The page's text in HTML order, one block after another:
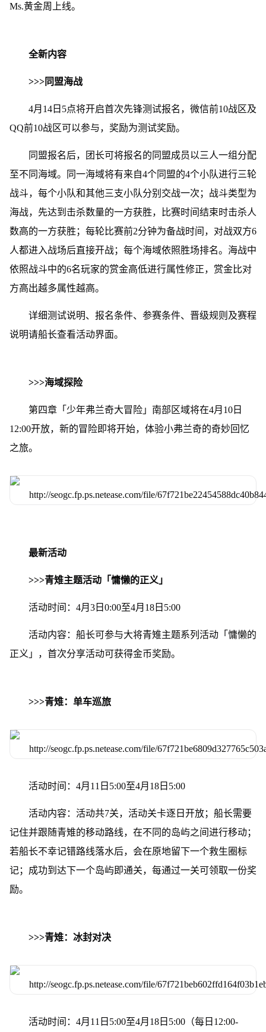
Ms.黄金周上线。
全新内容
>>>同盟海战
4月14日5点将开启首次先锋测试报名，微信前10战区及
QQ前10战区可以参与，奖励为测试奖励。
同盟报名后，团长可将报名的同盟成员以三人一组分配
至不同海域。同一海域将有来自4个同盟的4个小队进行三轮
战斗，每个小队和其他三支小队分别交战一次；战斗类型为
海战，先达到击杀数量的一方获胜，比赛时间结束时击杀人
数高的一方获胜；每轮比赛前2分钟为备战时间，对战双方6
人都进入战场后直接开战；每个海域依照胜场排名。海战中
依照战斗中的6名玩家的赏金高低进行属性修正，赏金比对
方高出越多属性越高。
详细测试说明、报名条件、参赛条件、晋级规则及赛程
说明请船长查看活动界面。
>>>海域探险
第四章「少年弗兰奇大冒险」南部区域将在4月10日
12:00开放，新的冒险即将开始，体验小弗兰奇的奇妙回忆
之旅。
最新活动
>>>青雉主题活动「慵懒的正义」
活动时间：4月3日0:00至4月18日5:00
活动内容：船长可参与大将青雉主题系列活动「慵懒的
正义」，首次分享活动可获得金币奖励。
>>>青雉：单车巡旅
活动时间：4月11日5:00至4月18日5:00
活动内容：活动共7关，活动关卡逐日开放；船长需要
记住并跟随青雉的移动路线，在不同的岛屿之间进行移动；
若船长不幸记错路线落水后，会在原地留下一个救生圈标
记；成功到达下一个岛屿即通关，每通过一关可领取一份奖
励。
>>>青雉：冰封对决
活动时间：4月11日5:00至4月18日5:00（每日12:00-